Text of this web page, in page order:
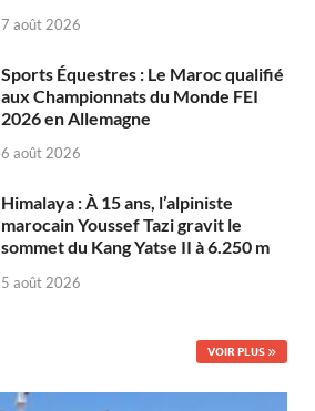
7 août 2026
Sports Équestres : Le Maroc qualifié
aux Championnats du Monde FEI
2026 en Allemagne
6 août 2026
Himalaya : À 15 ans, l’alpiniste
marocain Youssef Tazi gravit le
sommet du Kang Yatse II à 6.250 m
5 août 2026
VOIR PLUS